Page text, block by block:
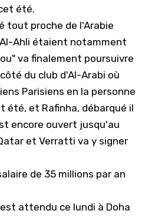
été.
tout proche de l'Arabie
Ahli étaient notamment
va finalement poursuivre
du club d'Al-Arabi où
Parisiens en la personne
été, et Rafinha, débarqué il
encore ouvert jusqu'au
et Verratti va y signer
de 35 millions par an
attendu ce lundi à Doha